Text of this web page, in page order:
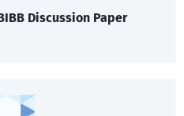
Discussion Paper